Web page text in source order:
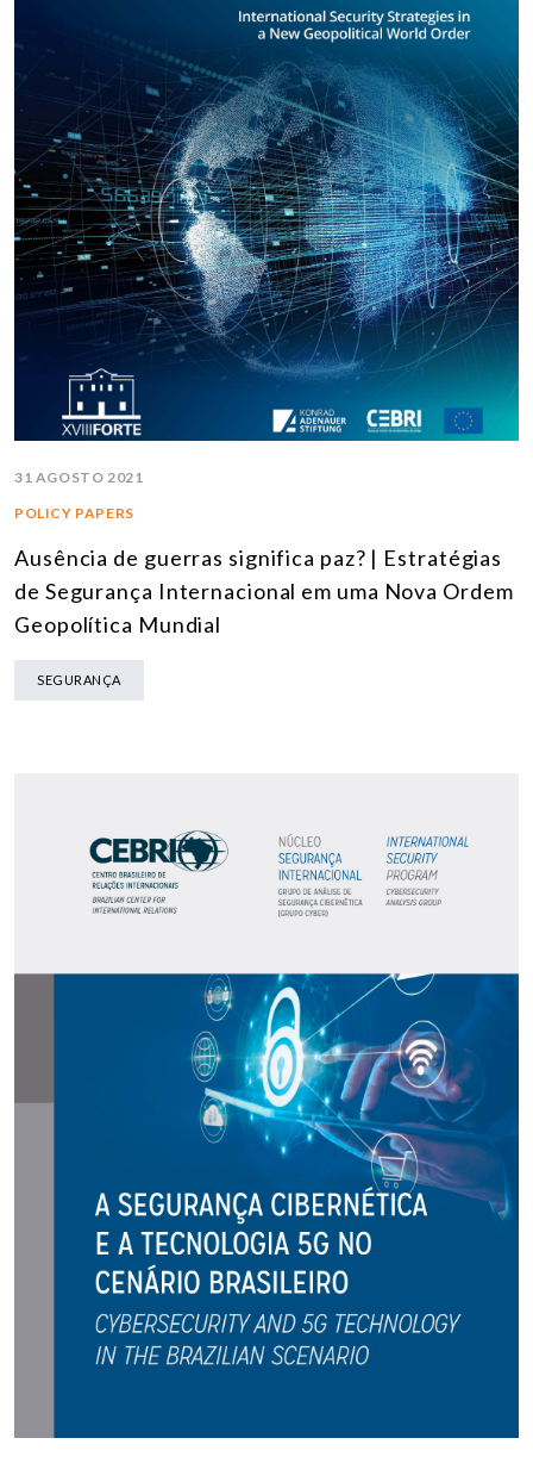
31 AGOSTO 2021
POLICY PAPERS
Ausência de guerras significa paz? | Estratégias
de Segurança Internacional em uma Nova Ordem
Geopolítica Mundial
SEGURANÇA